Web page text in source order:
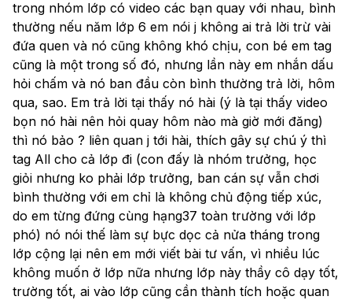
trong nhóm lớp có video các bạn quay với nhau, bình
thường nếu năm lớp 6 em nói j không ai trả lời trừ vài
đứa quen và nó cũng không khó chịu, con bé em tag
cũng là một trong số đó, nhưng lần này em nhắn dấu
hỏi chấm và nó ban đầu còn bình thường trả lời, hôm
qua, sao. Em trả lời tại thấy nó hài (ý là tại thấy video
bọn nó hài nên hỏi quay hôm nào mà giờ mới đăng)
thì nó bảo ? liên quan j tới hài, thích gây sự chú ý thì
tag All cho cả lớp đi (con đấy là nhóm trưởng, học
giỏi nhưng ko phải lớp trưởng, ban cán sự vẫn chơi
bình thường với em chỉ là không chủ động tiếp xúc,
do em từng đứng cùng hạng37 toàn trường với lớp
phó) nó nói thế làm sự bực dọc cả nửa tháng trong
lớp cộng lại nên em mới viết bài tư vấn, vì nhiều lúc
không muốn ở lớp nữa nhưng lớp này thầy cô dạy tốt,
trường tốt, ai vào lớp cũng cần thành tích hoặc quan